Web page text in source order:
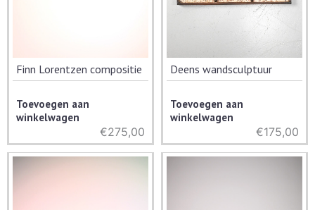
Finn Lorentzen compositie
Toevoegen aan
winkelwagen
€275,00
Deens wandsculptuur
Toevoegen aan
winkelwagen
€175,00